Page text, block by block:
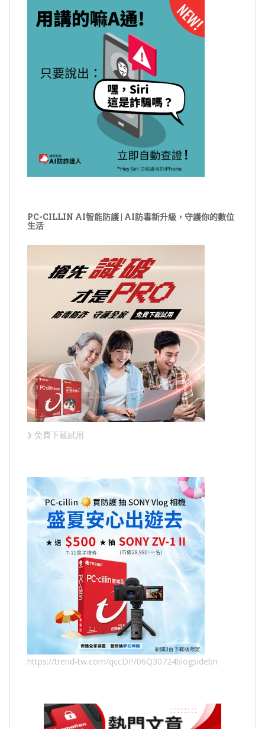
PC-CILLIN AI智能防護 | AI防毒新升級，守護你的數位
生活
⟫ 免費下載試用
https://trend-tw.com/qccDP/06Q30724blogsidebn